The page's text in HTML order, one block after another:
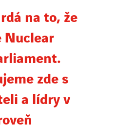
na to, že
Nuclear
zde s
a lídry v